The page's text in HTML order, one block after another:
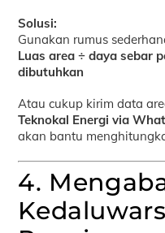
Solusi:
Gunakan rumus
Luas area ÷ daya sebar
dibutuhkan
Atau cukup kirim data
Teknokal Energi via
akan bantu
4.